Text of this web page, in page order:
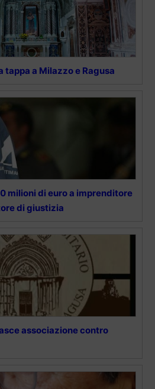
tappa a Milazzo e Ragusa
milioni di euro a imprenditore
di giustizia
associazione contro